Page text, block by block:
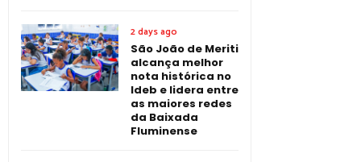
2 days ago
São João de Meriti
alcança melhor
nota histórica no
Ideb e lidera entre
as maiores redes
da Baixada
Fluminense